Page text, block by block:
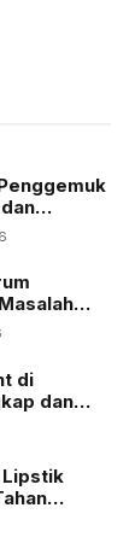
di
dan
Lipstik